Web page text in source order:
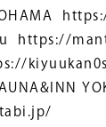
https://